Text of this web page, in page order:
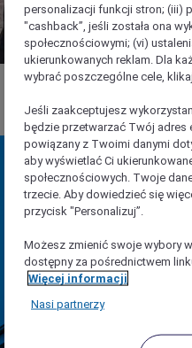
personalizacji funkcji stron; (iii)
"cashback”, jeśli została ona
społecznościowymi; (vi)
ukierunkowanych reklam. Dla
wybrać poszczególne cele,
Jeśli zaakceptujesz
będzie przetwarzać Twój adres
powiązany z Twoimi danymi
aby wyświetlać Ci
społecznościowych. Twoje
trzecie. Aby dowiedzieć się
przycisk "Personalizuj”.
Możesz zmienić swoje wybory
dostępny za pośrednictwem
Więcej informacji
Nasi partnerzy